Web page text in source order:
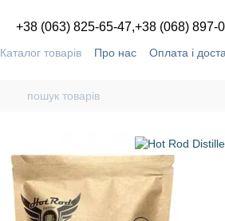
+38 (063) 825-65-47,+38 (068) 897-
Каталог товарів Про нас Оплата і